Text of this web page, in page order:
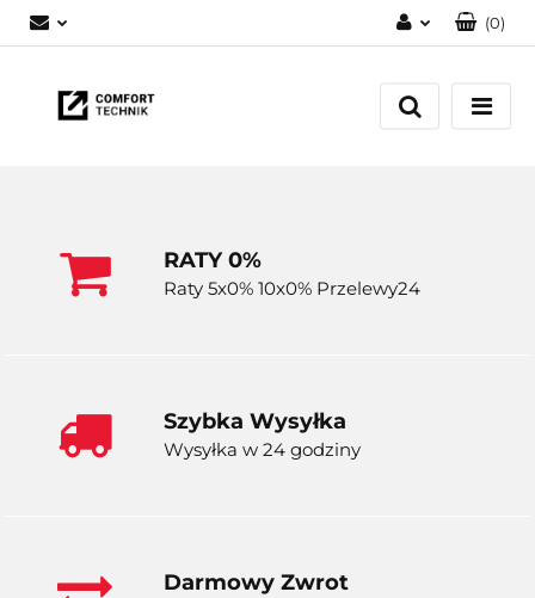
Zaloguj się
Zarejestruj się
(0)
RATY 0%
Raty 5x0% 10x0% Przelewy24
Szybka Wysyłka
Wysyłka w 24 godziny
Darmowy Zwrot